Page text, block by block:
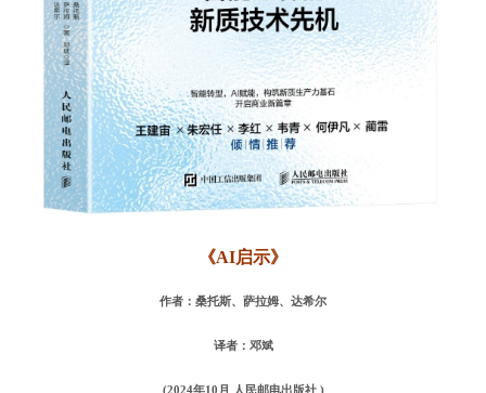
《AI启示》
作者：桑托斯、萨拉姆、达希尔
译者：邓斌
(2024年10月 人民邮电出版社 )